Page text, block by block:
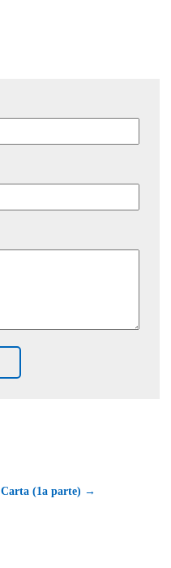
Carta (1a parte) →